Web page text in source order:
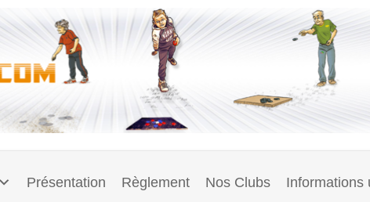
Présentation Règlement Nos Clubs Informations